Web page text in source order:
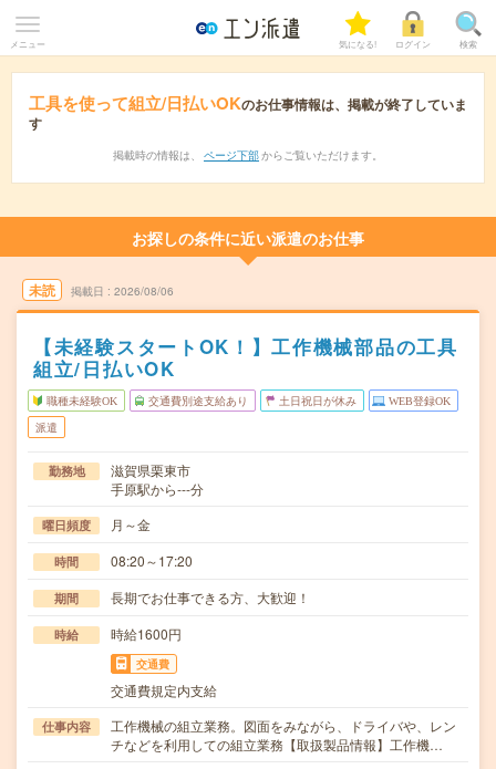
メニュー 気になる! ログイン 検索
工具を使って組立/日払いOKのお仕事情報は、掲載が終了していま
す
掲載時の情報は、 ページ下部 からご覧いただけます。
お探しの条件に近い派遣のお仕事
未読 掲載日 2026/08/06
【未経験スタートOK！】工作機械部品の工具
組立/日払いOK
職種未経験OK 交通費別途支給あり 土日祝日が休み WEB登録OK
派遣
勤務地
滋賀県栗東市
手原駅から---分
曜日頻度 月～金
時間 08:20～17:20
期間 長期でお仕事できる方、大歓迎！
時給 時給1600円
交通費
交通費規定内支給
仕事内容
工作機械の組立業務。図面をみながら、ドライバや、レン
チなどを利用しての組立業務【取扱製品情報】工作機…